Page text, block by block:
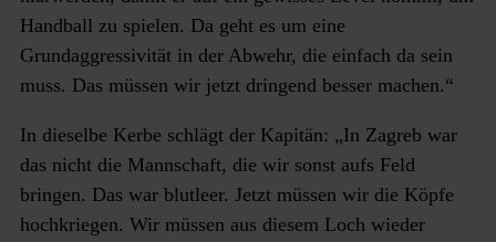
Handball zu spielen. Da geht es um eine
Grundaggressivität in der Abwehr, die einfach da sein
muss. Das müssen wir jetzt dringend besser machen.“
In dieselbe Kerbe schlägt der Kapitän: „In Zagreb war
das nicht die Mannschaft, die wir sonst aufs Feld
bringen. Das war blutleer. Jetzt müssen wir die Köpfe
hochkriegen. Wir müssen aus diesem Loch wieder